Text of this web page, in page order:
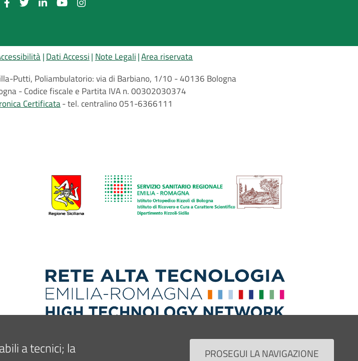
Dati Accessi Note Legali Area riservata
Putti, Poliambulatorio: via di Barbiano, 1/10 - 40136 Bologna
- Codice fiscale e Partita IVA n. 00302030374
Certificata tel. centralino 051-6366111
a tecnici; la
PROSEGUI LA NAVIGAZIONE